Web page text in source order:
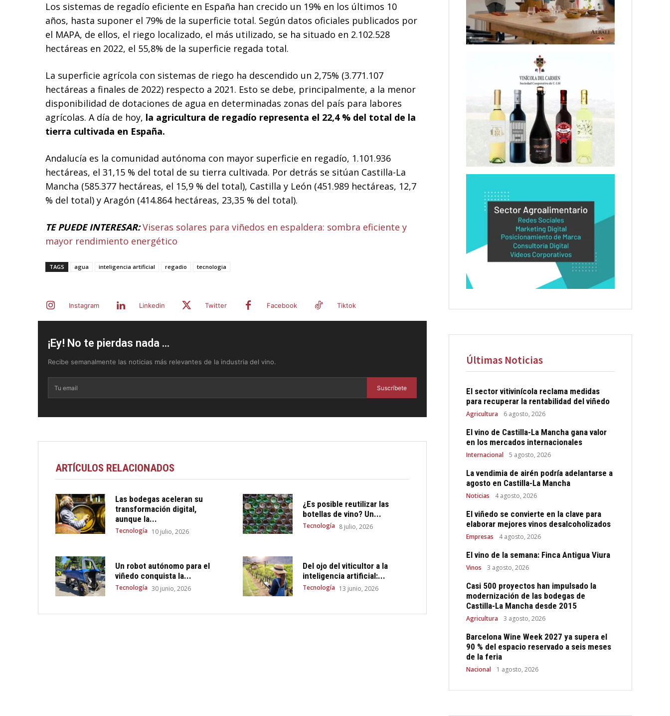
Los sistemas de regadío eficiente en España han crecido un 19% en los últimos 10
años, hasta suponer el 79% de la superficie total. Según datos oficiales publicados por
el MAPA, de ellos, el riego localizado, el más utilizado, se ha situado en 2.102.528
hectáreas en 2022, el 55,8% de la superficie regada total.
La superficie agrícola con sistemas de riego ha descendido un 2,75% (3.771.107
hectáreas a finales de 2022) respecto a 2021. Esto se debe, principalmente, a la menor
disponibilidad de dotaciones de agua en determinadas zonas del país para labores
agrícolas. A día de hoy, la agricultura de regadío representa el 22,4 % del total de la
tierra cultivada en España.
Andalucía es la comunidad autónoma con mayor superficie en regadío, 1.101.936
hectáreas, el 31,15 % del total de su tierra cultivada. Por detrás se sitúan Castilla-La
Mancha (585.377 hectáreas, el 15,9 % del total), Castilla y León (451.989 hectáreas, 12,7
% del total) y Aragón (414.864 hectáreas, 23,35 % del total).
TE PUEDE INTERESAR: Viseras solares para viñedos en espaldera: sombra eficiente y
mayor rendimiento energético
TAGS agua inteligencia artificial regadio tecnologia
Instagram Linkedin Twitter Facebook Tiktok
¡Ey! No te pierdas nada ...
Recibe semanalmente las noticias más relevantes de la industria del vino.
Suscríbete
ARTÍCULOS RELACIONADOS
Las bodegas aceleran su
transformación digital,
aunque la...
Tecnología 10 julio, 2026
¿Es posible reutilizar las
botellas de vino? Un...
Tecnología 8 julio, 2026
Un robot autónomo para el
viñedo conquista la...
Tecnología 30 junio, 2026
Del ojo del viticultor a la
inteligencia artificial:...
Tecnología 13 junio, 2026
Últimas Noticias
El sector vitivinícola reclama medidas
para recuperar la rentabilidad del viñedo
Agricultura 6 agosto, 2026
El vino de Castilla-La Mancha gana valor
en los mercados internacionales
Internacional 5 agosto, 2026
La vendimia de airén podría adelantarse a
agosto en Castilla-La Mancha
Noticias 4 agosto, 2026
El viñedo se convierte en la clave para
elaborar mejores vinos desalcoholizados
Empresas 4 agosto, 2026
El vino de la semana: Finca Antigua Viura
Vinos 3 agosto, 2026
Casi 500 proyectos han impulsado la
modernización de las bodegas de
Castilla-La Mancha desde 2015
Agricultura 3 agosto, 2026
Barcelona Wine Week 2027 ya supera el
90 % del espacio reservado a seis meses
de la feria
Nacional 1 agosto, 2026